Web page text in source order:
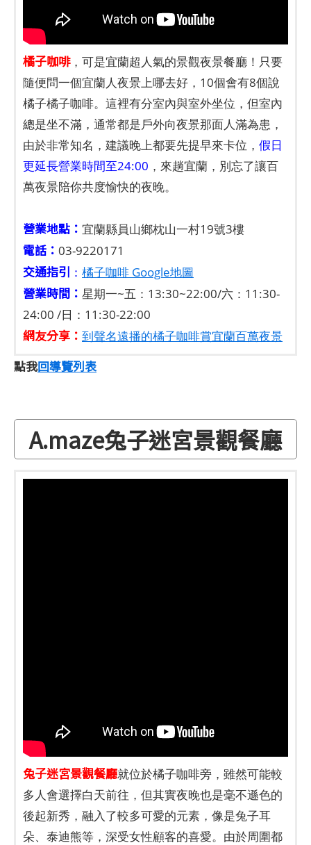
橘子咖啡，可是宜蘭超人氣的景觀夜景餐廳！只要
隨便問一個宜蘭人夜景上哪去好，10個會有8個說
橘子橘子咖啡。這裡有分室內與室外坐位，但室內
總是坐不滿，通常都是戶外向夜景那面人滿為患，
由於非常知名，建議晚上都要先提早來卡位， 假日
更延長營業時間至24:00 ，來趟宜蘭，別忘了讓百
萬夜景陪你共度愉快的夜晚。
營業地點： 宜蘭縣員山鄉枕山一村19號3樓
電話： 03-9220171
交通指引 ： 橘子咖啡 Google地圖
營業時間： 星期一~五：13:30~22:00/六：11:30-
24:00 /日：11:30-22:00
網友分享： 到聲名遠播的橘子咖啡賞宜蘭百萬夜景
點我回導覽列表
A.maze兔子迷宮景觀餐廳
兔子迷宮景觀餐廳就位於橘子咖啡旁，雖然可能較
多人會選擇白天前往，但其實夜晚也是毫不遜色的
後起新秀，融入了較多可愛的元素，像是兔子耳
朵、泰迪熊等，深受女性顧客的喜愛。由於周圍都